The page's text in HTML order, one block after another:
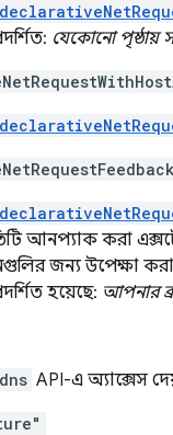
যেকোনো পৃষ্ঠায়
আনপ্যাক করা
জন্য উপেক্ষা
হয়েছে: আপনার
API-এ অ্যাক্সেস